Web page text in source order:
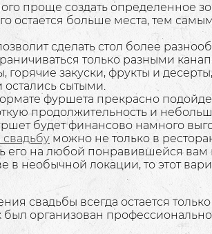
проще создать определенное
остается больше места, тем
сделать стол более
только разными
горячие закуски, фрукты и
остались сытыми.
фуршета прекрасно
продолжительность и
будет финансово намного
можно не только в
его на любой понравившейся
в необычной локации, то этот
свадьбы всегда остается
организован